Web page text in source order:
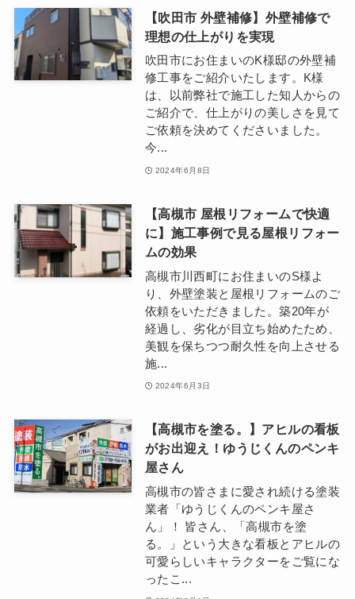
【吹田市 外壁補修】外壁補修で
理想の仕上がりを実現
吹田市にお住まいのK様邸の外壁補
修工事をご紹介いたします。K様
は、以前弊社で施工した知人からの
ご紹介で、仕上がりの美しさを見て
ご依頼を決めてくださいました。
今...
2024年6月8日
【高槻市 屋根リフォームで快適
に】施工事例で見る屋根リフォー
ムの効果
高槻市川西町にお住まいのS様よ
り、外壁塗装と屋根リフォームのご
依頼をいただきました。築20年が
経過し、劣化が目立ち始めたため、
美観を保ちつつ耐久性を向上させる
施...
2024年6月3日
【高槻市を塗る。】アヒルの看板
がお出迎え！ゆうじくんのペンキ
屋さん
高槻市の皆さまに愛され続ける塗装
業者「ゆうじくんのペンキ屋さ
ん」！ 皆さん、「高槻市を塗
る。」という大きな看板とアヒルの
可愛らしいキャラクターをご覧にな
ったこ...